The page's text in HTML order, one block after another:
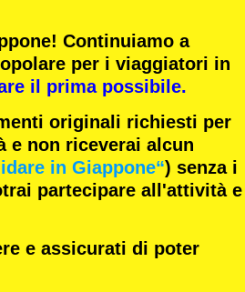
Continuiamo a
per i viaggiatori in
il prima possibile.
originali richiesti per
e non riceverai alcun
in Giappone“) senza i
partecipare all'attività e
e assicurati di poter